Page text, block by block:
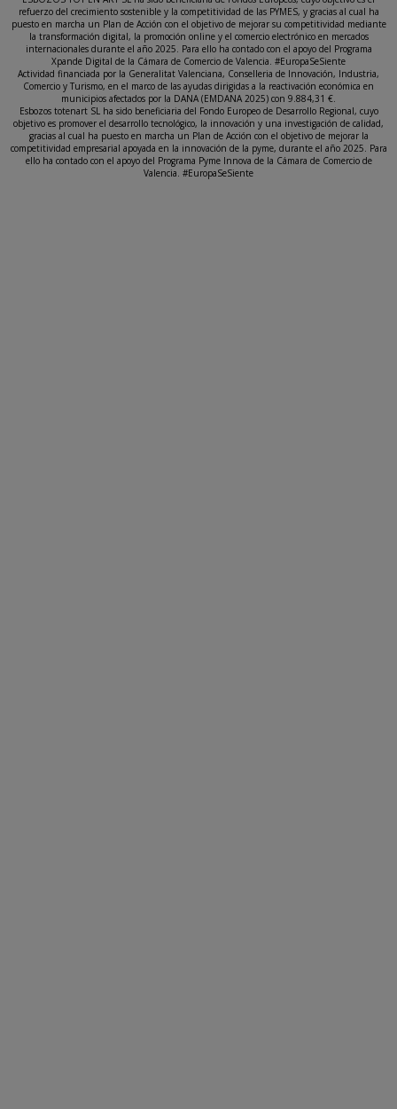
refuerzo del crecimiento sostenible y la competitividad de las PYMES, y gracias al cual ha
puesto en marcha un Plan de Acción con el objetivo de mejorar su competitividad mediante
la transformación digital, la promoción online y el comercio electrónico en mercados
internacionales durante el año 2025. Para ello ha contado con el apoyo del Programa
Xpande Digital de la Cámara de Comercio de Valencia. #EuropaSeSiente
Actividad financiada por la Generalitat Valenciana, Conselleria de Innovación, Industria,
Comercio y Turismo, en el marco de las ayudas dirigidas a la reactivación económica en
municipios afectados por la DANA (EMDANA 2025) con 9.884,31 €.
Esbozos totenart SL ha sido beneficiaria del Fondo Europeo de Desarrollo Regional, cuyo
objetivo es promover el desarrollo tecnológico, la innovación y una investigación de calidad,
gracias al cual ha puesto en marcha un Plan de Acción con el objetivo de mejorar la
competitividad empresarial apoyada en la innovación de la pyme, durante el año 2025. Para
ello ha contado con el apoyo del Programa Pyme Innova de la Cámara de Comercio de
Valencia. #EuropaSeSiente